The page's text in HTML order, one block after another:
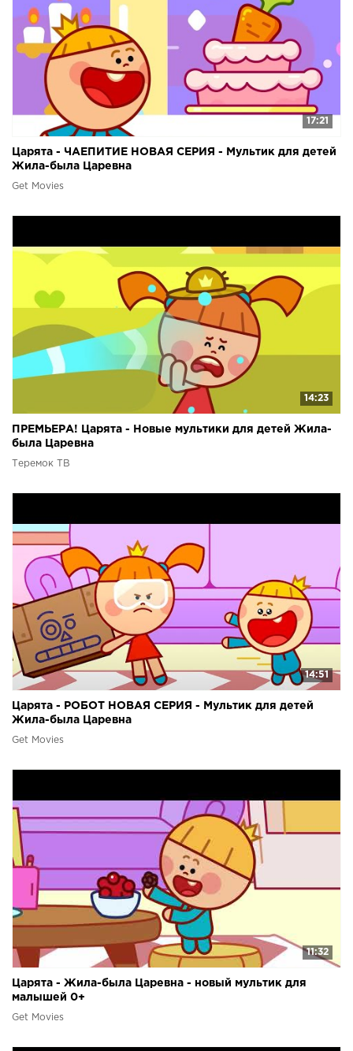
17:21
Царята - ЧАЕПИТИЕ НОВАЯ СЕРИЯ - Мультик для детей
Жила-была Царевна
Get Movies
14:23
ПРЕМЬЕРА! Царята - Новые мультики для детей Жила-
была Царевна
Теремок ТВ
14:51
Царята - РОБОТ НОВАЯ СЕРИЯ - Мультик для детей
Жила-была Царевна
Get Movies
11:32
Царята - Жила-была Царевна - новый мультик для
малышей 0+
Get Movies